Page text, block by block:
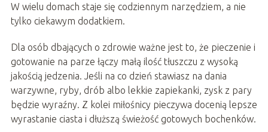
W wielu domach staje się codziennym narzędziem, a nie
tylko ciekawym dodatkiem.
Dla osób dbających o zdrowie ważne jest to, że pieczenie i
gotowanie na parze łączy małą ilość tłuszczu z wysoką
jakością jedzenia. Jeśli na co dzień stawiasz na dania
warzywne, ryby, drób albo lekkie zapiekanki, zysk z pary
będzie wyraźny. Z kolei miłośnicy pieczywa docenią lepsze
wyrastanie ciasta i dłuższą świeżość gotowych bochenków.